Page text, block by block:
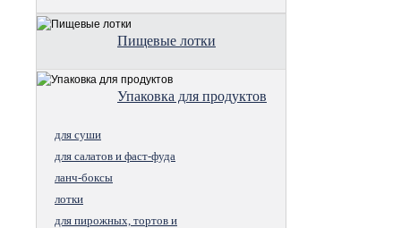
Пищевые лотки
Упаковка для продуктов
для суши
для салатов и фаст-фуда
ланч-боксы
лотки
для пирожных, тортов и